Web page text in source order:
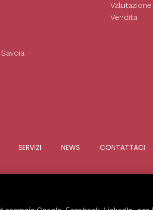
Valutazione
Vendita
SERVIZI NEWS CONTATTACI